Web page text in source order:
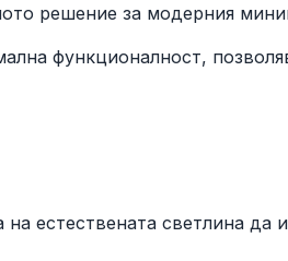
решение за модерния
функционалност,
естествената светлина